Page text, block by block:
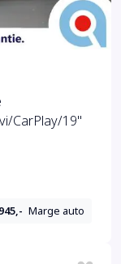
CarPlay/19"
Marge auto